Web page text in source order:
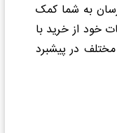
رسان به شما کمک
خود از خرید با
در پیشبرد